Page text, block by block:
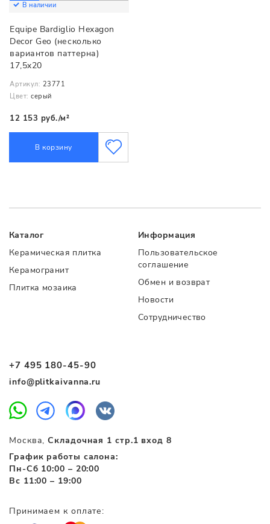
В наличии
Equipe Bardiglio Hexagon
Decor Geo (несколько
вариантов паттерна)
17,5x20
Артикул: 23771
Цвет: серый
12 153 руб./м²
В корзину
+7 495 180-45-90
info@plitkaivanna.ru
Москва,Складочная 1 стр.1 вход 8
График работы салона:
Пн-Сб 10:00 – 20:00
Вс 11:00 – 19:00
Каталог
Керамическая плитка
Керамогранит
Плитка мозаика
Информация
Пользовательское
соглашение
Обмен и возврат
Новости
Сотрудничество
Принимаем к оплате: